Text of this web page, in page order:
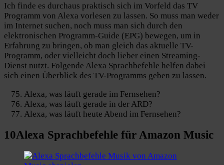
Ich finde es durchaus praktisch sich im Vorfeld das TV
Programm von Alexa vorlesen zu lassen. So muss man weder
im Internet suchen, noch muss man sich durch den
elektronischen Programm-Guide (EPG) bewegen, um in
Erfahrung zu bringen, ob man gleich das aktuelle TV-
Programm, oder vielleicht doch lieber einen Streaming-
Dienst nutzt. Folgende Alexa Sprachbefehle helfen dabei
sich einen Überblick des TV-Programms geben zu lassen.
Alexa, was läuft gerade im Fernsehen?
Alexa, was läuft gerade in der ARD?
Alexa, was läuft heute Abend im Fernsehen?
10Alexa Sprachbefehle für Amazon Music